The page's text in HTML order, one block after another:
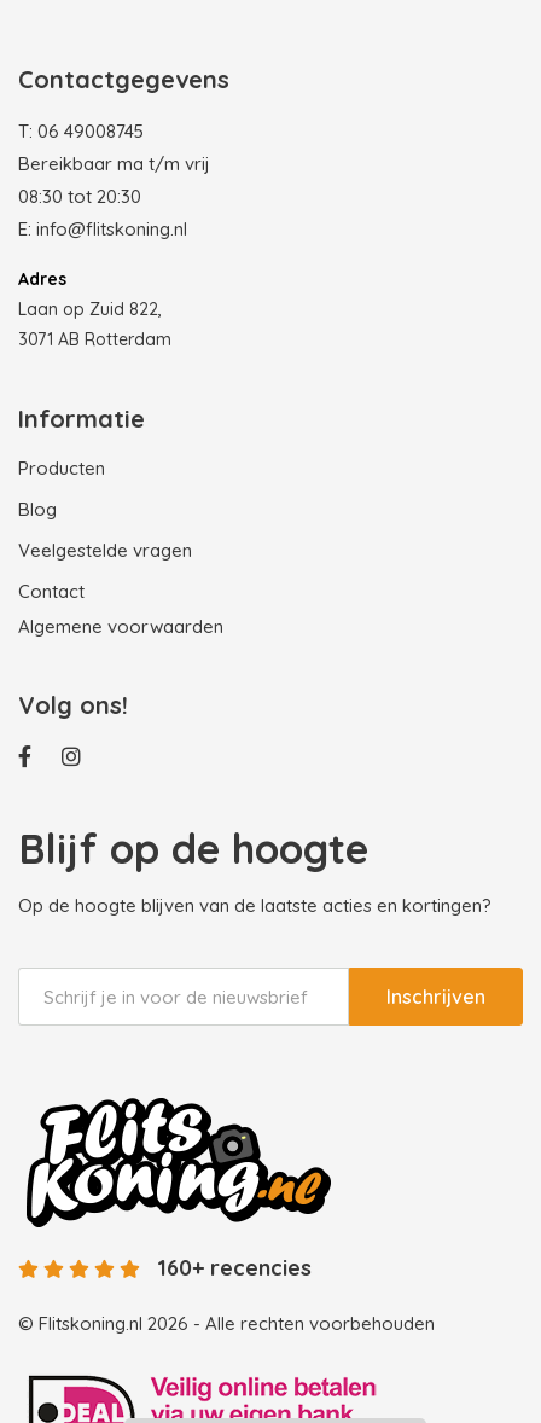
Contactgegevens
T: 06 49008745
Bereikbaar ma t/m vrij
08:30 tot 20:30
E: info@flitskoning.nl
Adres
Laan op Zuid 822,
3071 AB Rotterdam
Informatie
Producten
Blog
Veelgestelde vragen
Contact
Algemene voorwaarden
Volg ons!
Blijf op de hoogte
Op de hoogte blijven van de laatste acties en kortingen?
Inschrijven
© Flitskoning.nl 2026 - Alle rechten voorbehouden
160+ recencies